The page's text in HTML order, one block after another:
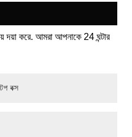
দয়া করে. আমরা আপনাকে 24 ঘন্টার